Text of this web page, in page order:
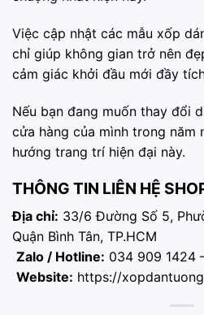
Việc cập nhật các mẫu xốp
chỉ giúp không gian trở nên
cảm giác khởi đầu mới đầy
Nếu bạn đang muốn thay đổi
cửa hàng của mình trong năm
hướng trang trí hiện đại này.
THÔNG TIN LIÊN HỆ
Địa chỉ: 33/6 Đường Số 5,
Quận Bình Tân, TP.HCM
Zalo / Hotline: 034 909 1424
Website: https://